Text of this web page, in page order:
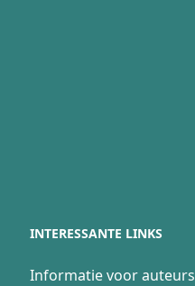
INTERESSANTE LINKS
Informatie voor auteurs